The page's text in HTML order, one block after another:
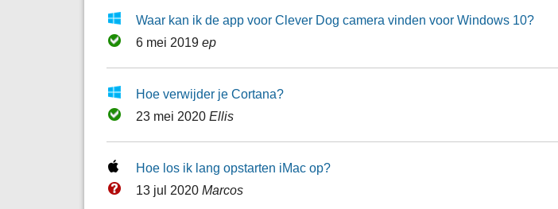
Waar kan ik de app voor Clever Dog camera vinden voor Windows 10?
6 mei 2019 ep
Hoe verwijder je Cortana?
23 mei 2020 Ellis
Hoe los ik lang opstarten iMac op?
13 jul 2020 Marcos